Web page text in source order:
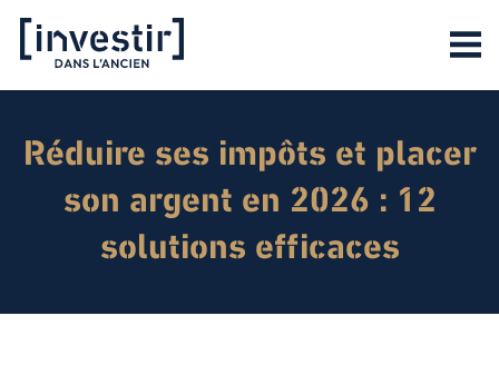
Réduire ses impôts et placer
son argent en 2026 : 12
solutions efficaces